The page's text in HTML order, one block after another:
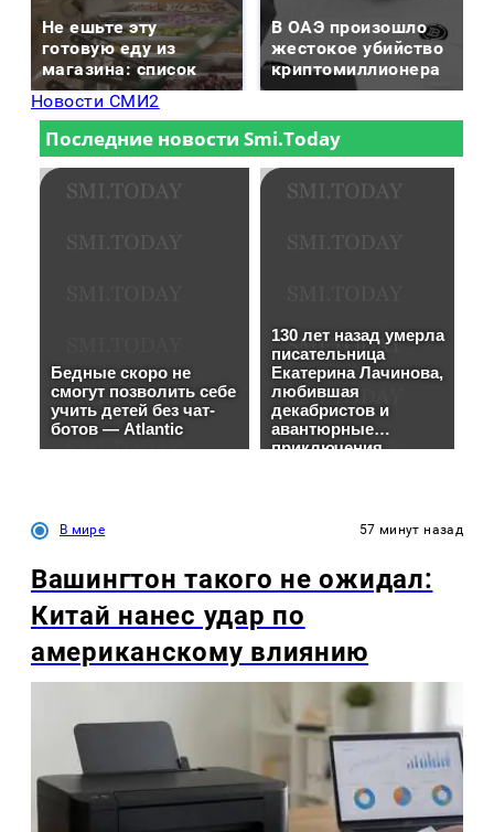
Не ешьте эту
готовую еду из
магазина: список
В ОАЭ произошло
жестокое убийство
криптомиллионера
Новости СМИ2
В мире 57 минут назад
Вашингтон такого не ожидал:
Китай нанес удар по
американскому влиянию